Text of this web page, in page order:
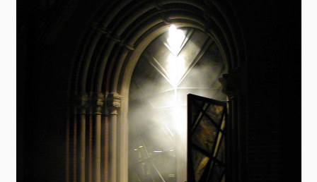
Freeport – Der Chevrolet
2 Fotos: Andreas Bemeleit
Der Schrankkoffer in White